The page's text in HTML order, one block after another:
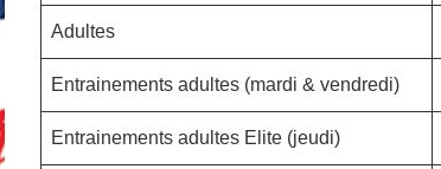
Adultes
Entrainements adultes (mardi & vendredi)
Entrainements adultes Elite (jeudi)